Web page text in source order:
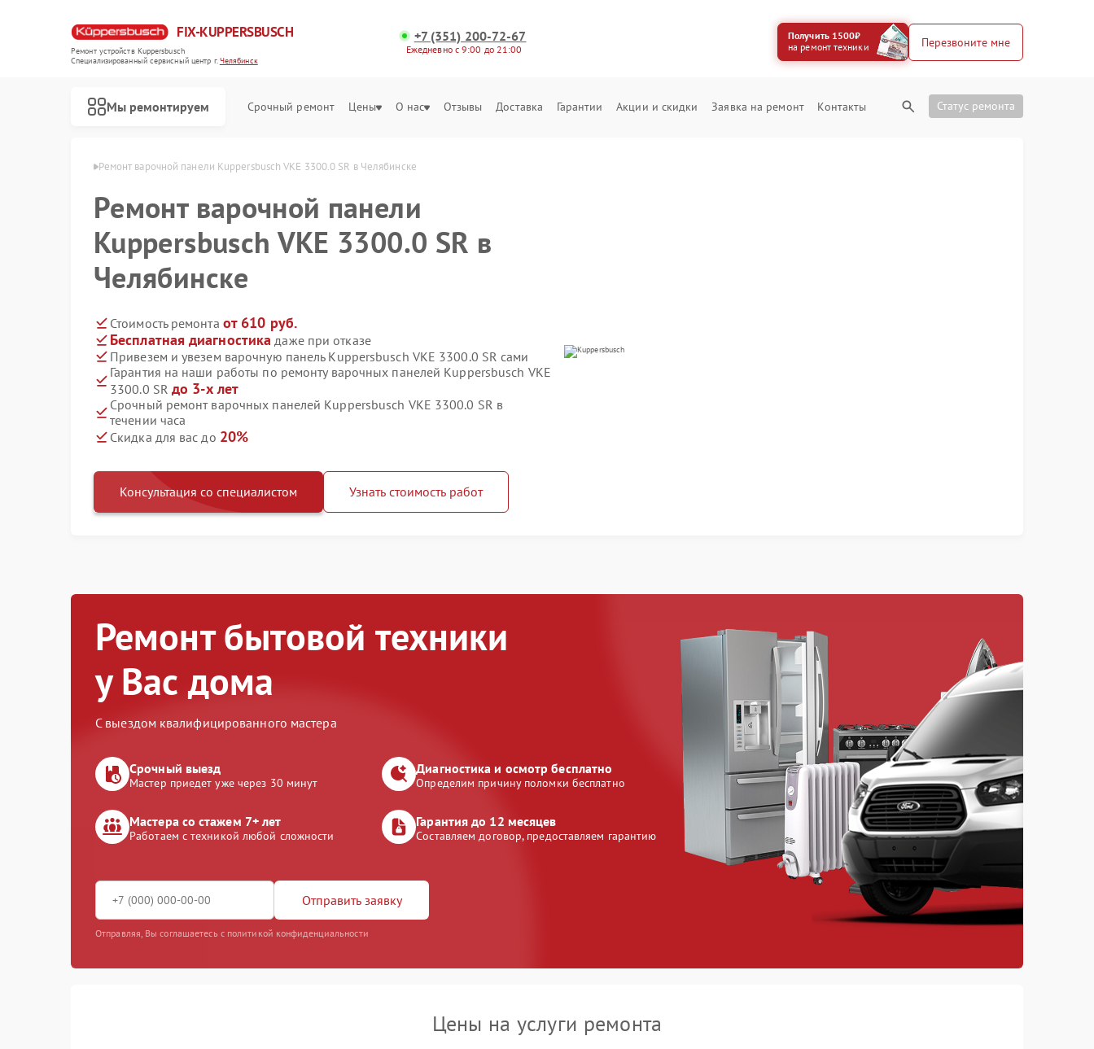
FIX-KUPPERSBUSCH
Ремонт устройств Kuppersbusch
Специализированный cервисный центр г.Челябинск
+7 (351) 200-72-67
Ежедневно с 9:00 до 21:00
Получить 1500₽
на ремонт техники
Перезвоните мне
Мы ремонтируем Срочный ремонт Цены О нас Отзывы Доставка Гарантии Акции и скидки Заявка на ремонт Контакты Статус ремонта
Ремонт варочной панели Kuppersbusch VKE 3300.0 SR в Челябинске
Ремонт варочной панели
Kuppersbusch VKE 3300.0 SR в
Челябинске
Стоимость ремонта от 610 руб.
Бесплатная диагностика даже при отказе
Привезем и увезем варочную панель Kuppersbusch VKE 3300.0 SR сами
Гарантия на наши работы по ремонту варочных панелей Kuppersbusch VKE
3300.0 SR до 3-х лет
Срочный ремонт варочных панелей Kuppersbusch VKE 3300.0 SR в
течении часа
Скидка для вас до 20%
Консультация со специалистом Узнать стоимость работ
Ремонт бытовой техники
у Вас дома
С выездом квалифицированного мастера
Срочный выезд
Мастер приедет уже через 30 минут
Диагностика и осмотр бесплатно
Определим причину поломки бесплатно
Мастера со стажем 7+ лет
Работаем с техникой любой сложности
Гарантия до 12 месяцев
Составляем договор, предоставляем гарантию
Отправить заявку
Отправляя, Вы соглашаетесь с политикой конфиденциальности
Цены на услуги ремонта